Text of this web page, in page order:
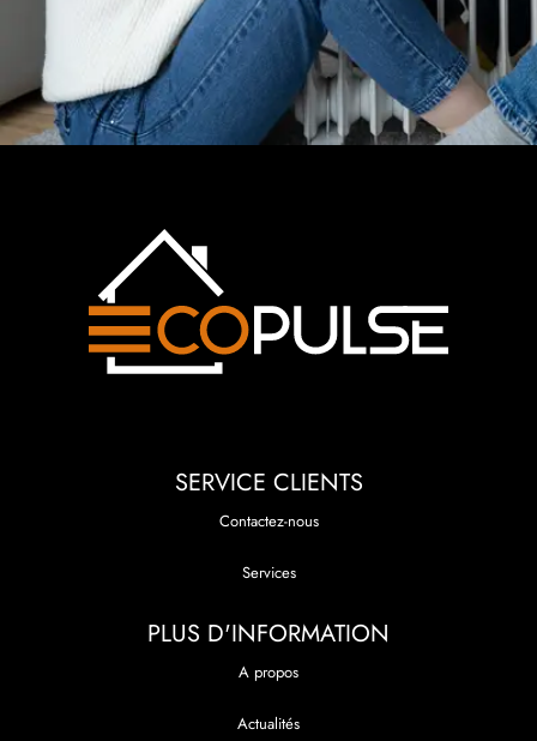
SERVICE CLIENTS
Contactez-nous
Services
PLUS D'INFORMATION
A propos
Actualités